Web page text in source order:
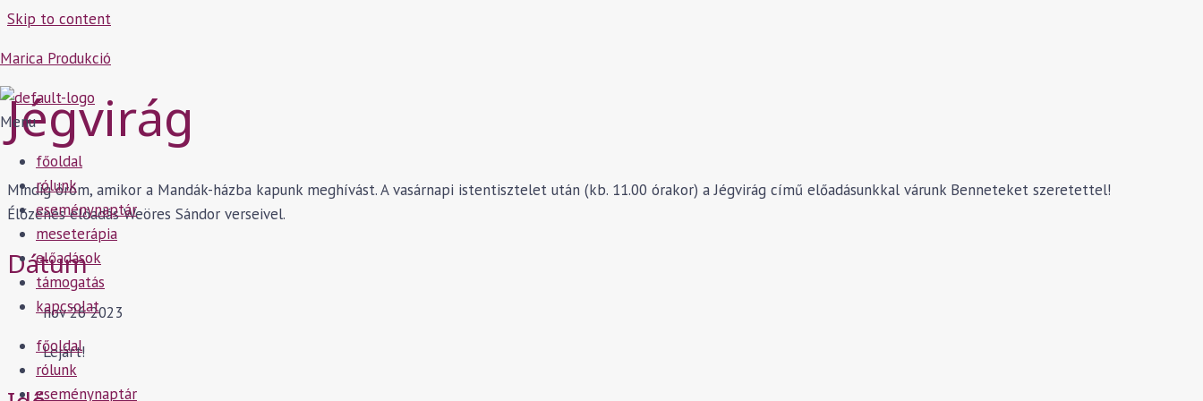
Skip to content
Marica Produkció
Menu
főoldal
rólunk
eseménynaptár
meseterápia
előadások
támogatás
kapcsolat
főoldal
rólunk
eseménynaptár
Jégvirág
Mindig öröm, amikor a Mandák-házba kapunk meghívást. A vasárnapi istentisztelet után (kb. 11.00 órakor) a Jégvirág című előadásunkkal várunk Benneteket szeretettel!
Élőzenés előadás Weöres Sándor verseivel.
Dátum
nov 26 2023
Lejárt!